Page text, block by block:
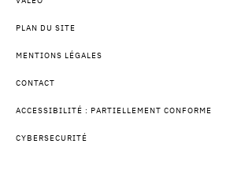
PLAN DU SITE
MENTIONS LÉGALES
CONTACT
ACCESSIBILITÉ : PARTIELLEMENT CONFORME
CYBERSECURITÉ